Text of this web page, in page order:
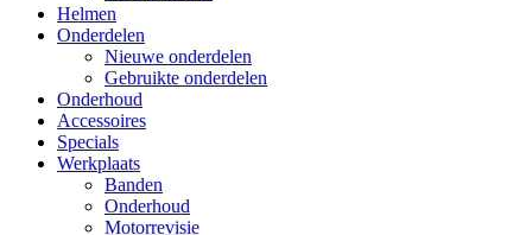
Helmen
Onderdelen
Nieuwe onderdelen
Gebruikte onderdelen
Onderhoud
Accessoires
Specials
Werkplaats
Banden
Onderhoud
Motorrevisie